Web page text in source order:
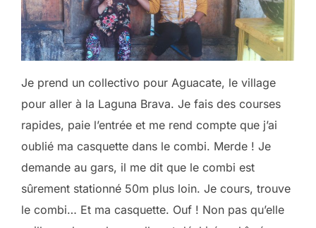
Je prend un collectivo pour Aguacate, le village
pour aller à la Laguna Brava. Je fais des courses
rapides, paie l’entrée et me rend compte que j’ai
oublié ma casquette dans le combi. Merde ! Je
demande au gars, il me dit que le combi est
sûrement stationné 50m plus loin. Je cours, trouve
le combi… Et ma casquette. Ouf ! Non pas qu’elle